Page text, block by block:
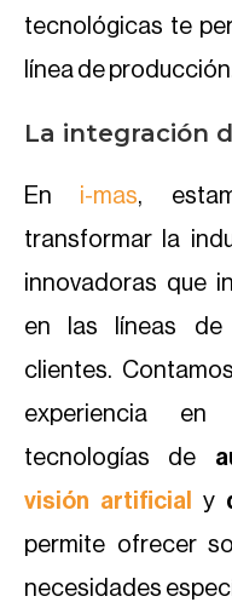
tecnológicas te
línea de
La integración
En i-mas,
transformar la
innovadoras que
en las líneas de
clientes.
experiencia en
tecnologías de
visión artificial
y
permite ofrecer
necesidades